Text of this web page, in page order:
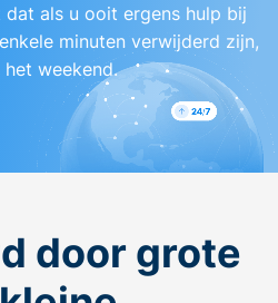
als u ooit ergens hulp bij
minuten verwijderd zijn,
het weekend.
door grote